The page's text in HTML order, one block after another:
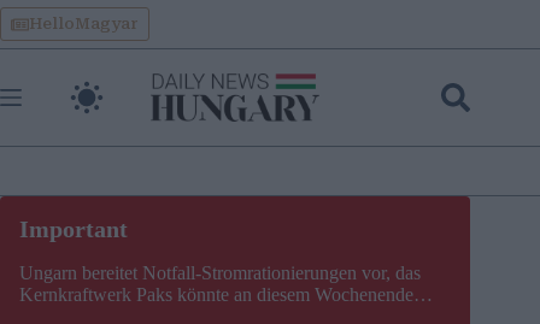
Skip
to
content
HelloMagyar
Ungarn bereitet Notfall-Stromrationierungen vor, das
Kernkraftwerk Paks könnte an diesem Wochenende